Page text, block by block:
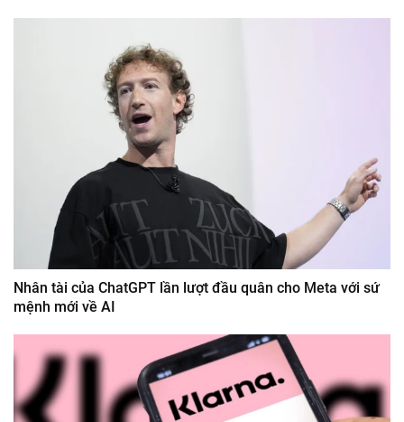
Nhân tài của ChatGPT lần lượt đầu quân cho Meta với sứ
mệnh mới về AI